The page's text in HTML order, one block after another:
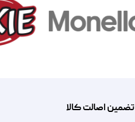
تضمین اصالت کالا